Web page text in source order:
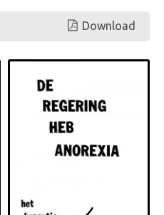
Download